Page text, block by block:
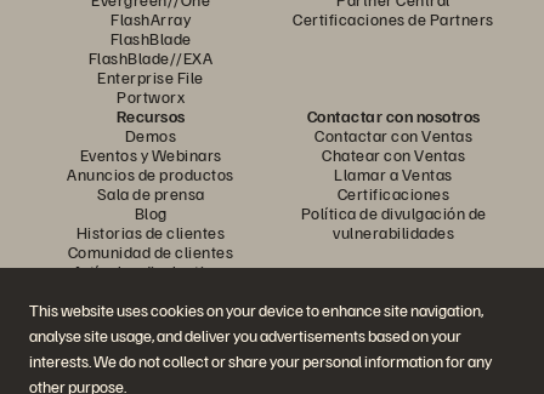
This website uses cookies on your device to enhance site navigation,
analyse site usage, and deliver you advertisements based on your
interests. We do not collect or share your personal information for any
other purpose.
FlashArray
FlashBlade
FlashBlade//EXA
Enterprise File
Portworx
Certificaciones de Partners
Recursos
Demos
Eventos y Webinars
Anuncios de productos
Sala de prensa
Blog
Historias de clientes
Comunidad de clientes
Artículos divulgativos
Contactar con nosotros
Contactar con Ventas
Chatear con Ventas
Llamar a Ventas
Certificaciones
Política de divulgación de
vulnerabilidades
Únase a la conversación
Siga las redes sociales oficiales de Everpure